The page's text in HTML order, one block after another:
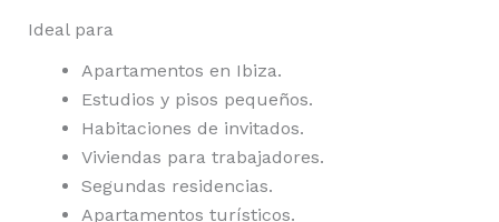
Ideal para
Apartamentos en Ibiza.
Estudios y pisos pequeños.
Habitaciones de invitados.
Viviendas para trabajadores.
Segundas residencias.
Apartamentos turísticos.